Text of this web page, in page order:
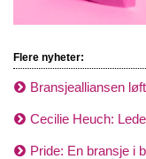
Flere nyheter:
Bransjealliansen
Cecilie Heuch:
Pride: En bransje i